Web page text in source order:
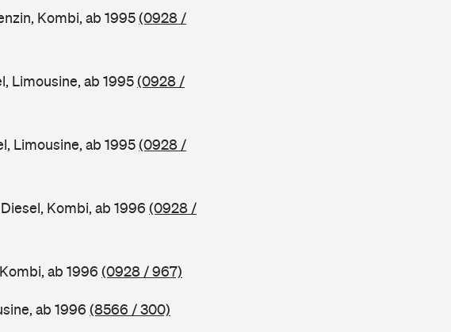
Kombi, ab 1995(0928 /
Limousine, ab 1995(0928 /
Limousine, ab 1995(0928 /
Kombi, ab 1996 (0928 /
ab 1996 (0928 / 967)
ab 1996 (8566 / 300)